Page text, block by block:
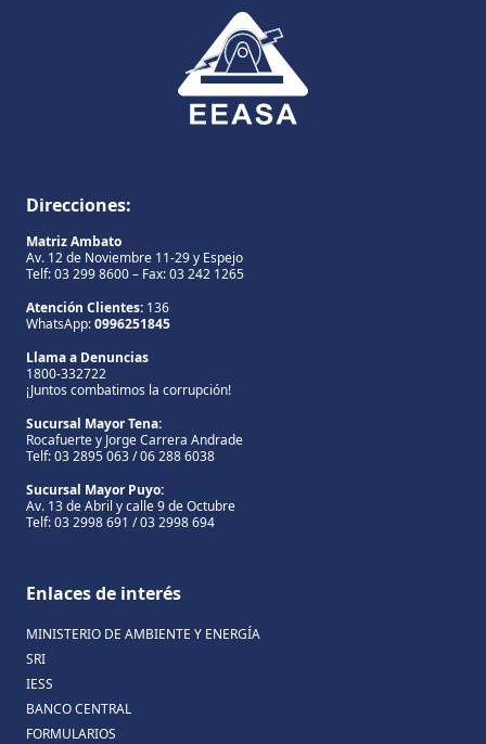
Direcciones:
Matriz Ambato
Av. 12 de Noviembre 11-29 y Espejo
Telf: 03 299 8600 – Fax: 03 242 1265
Atención Clientes: 136
WhatsApp:0996251845
Llama a Denuncias
1800-332722
¡Juntos combatimos la corrupción!
Sucursal Mayor Tena:
Rocafuerte y Jorge Carrera Andrade
Telf: 03 2895 063 / 06 288 6038
Sucursal Mayor Puyo:
Av. 13 de Abril y calle 9 de Octubre
Telf: 03 2998 691 / 03 2998 694
Enlaces de interés
MINISTERIO DE AMBIENTE Y ENERGÍA
SRI
IESS
BANCO CENTRAL
FORMULARIOS